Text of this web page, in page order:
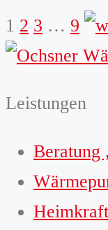
1 2 3 … 9
Leistungen
Beratung